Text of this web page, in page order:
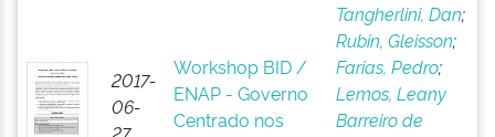
2017-
06-
Workshop BID /
ENAP - Governo
Centrado nos
Tangherlini, Dan;
Rubin, Gleisson;
Farias, Pedro;
Lemos, Leany
Barreiro de